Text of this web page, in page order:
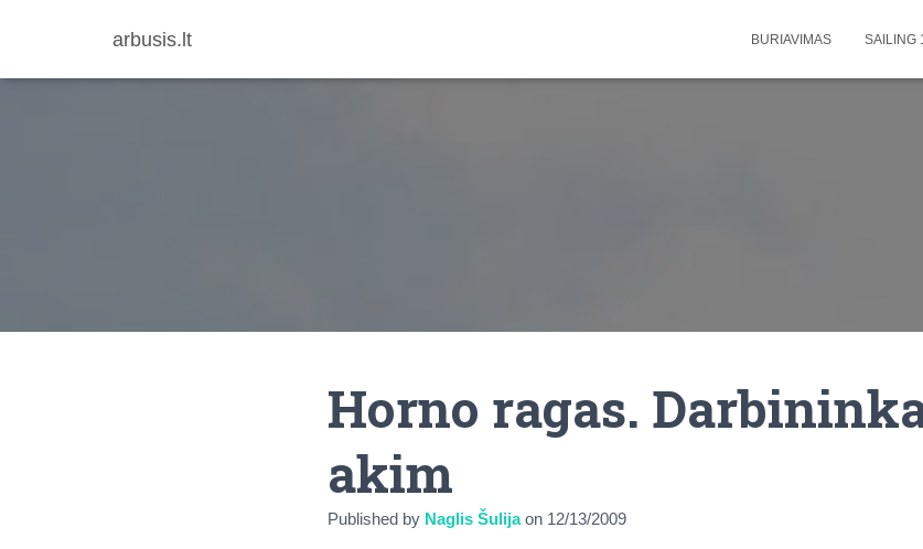
arbusis.lt BURIAVIMAS SAILING
Horno ragas.
akim
Published by Naglis Šulijaon 12/13/2009